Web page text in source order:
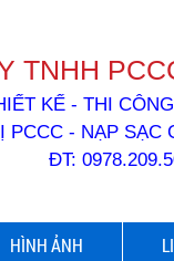
TNHH
KẾ - THI
PCCC - NẠP SẠC
ĐT:
HÌNH ẢNH